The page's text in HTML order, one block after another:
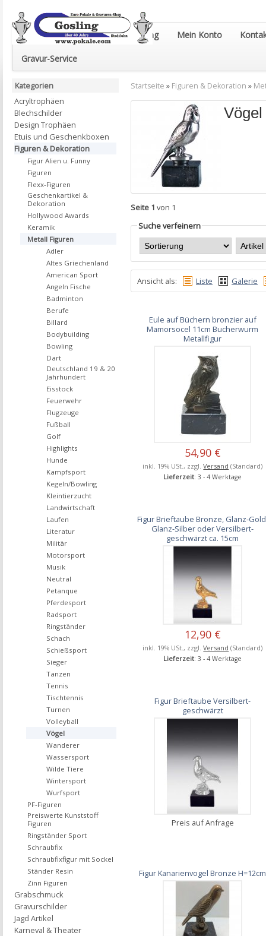
Euro-Pokale & Gravur-Shop Gosling Mein Konto
Gravur-Service
Startseite » Figuren & Dekoration »
Vögel
Seite 1 von 1
Suche verfeinern
Ansicht als: Liste Galerie
Eule auf Büchern bronzier auf
Mamorsocel 11cm Bucherwurm
Metallfigur
54,90 €
inkl. 19% USt., zzgl.Versand (Standard)
Lieferzeit: 3 - 4 Werktage
Figur Brieftaube Bronze, Glanz-
Glanz-Silber oder Versilbert-
geschwärzt ca. 15cm
12,90 €
inkl. 19% USt., zzgl.Versand (Standard)
Lieferzeit: 3 - 4 Werktage
Figur Brieftaube Versilbert-
geschwärzt
Preis auf Anfrage
Figur Kanarienvogel Bronze H=12cm
Kategorien
Acryltrophäen
Blechschilder
Design Trophäen
Etuis und Geschenkboxen
Figuren & Dekoration
Figur Alien u. Funny
Figuren
Flexx-Figuren
Geschenkartikel &
Dekoration
Hollywood Awards
Keramik
Metall Figuren
Adler
Altes Griechenland
American Sport
Angeln Fische
Badminton
Berufe
Billard
Bodybuilding
Bowling
Dart
Deutschland 19 & 20
Jahrhundert
Eisstock
Feuerwehr
Flugzeuge
Fußball
Golf
Highlights
Hunde
Kampfsport
Kegeln/Bowling
Kleintierzucht
Landwirtschaft
Laufen
Literatur
Militär
Motorsport
Musik
Neutral
Petanque
Pferdesport
Radsport
Ringständer
Schach
Schießsport
Sieger
Tanzen
Tennis
Tischtennis
Turnen
Volleyball
Vögel
Wanderer
Wassersport
Wilde Tiere
Wintersport
Wurfsport
PF-Figuren
Preiswerte Kunststoff
Figuren
Ringständer Sport
Schraubfix
Schraubfixfigur mit Sockel
Ständer Resin
Zinn Figuren
Grabschmuck
Gravurschilder
Jagd Artikel
Karneval & Theater